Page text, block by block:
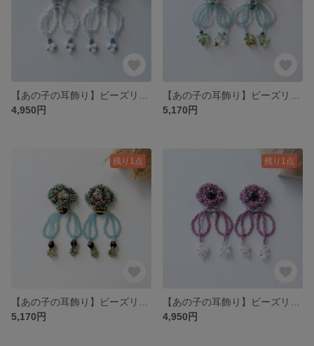
4,950円
5,170円
残り1点
5,170円
残り1点
4,950円